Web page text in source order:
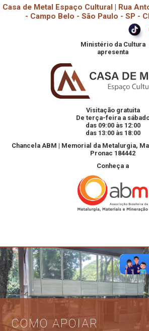
Casa de Metal Espaço Cultural | Rua
- Campo Belo - São Paulo - SP -
Ministério da Cultura
apresenta
Visitação gratuita
De terça-feira a
das 09:00 às 12:00
das 13:00 às 18:00
Chancela ABM | Memorial da Metalurgia,
Pronac 184442
Conheça a
COMO APOIAR